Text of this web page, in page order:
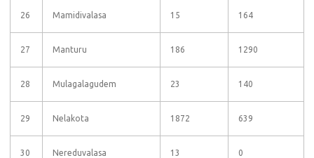
26 Mamidivalasa 15 164
27 Manturu 186 1290
28 Mulagalagudem 23 140
29 Nelakota 1872 639
30 Nereduvalasa 13 0